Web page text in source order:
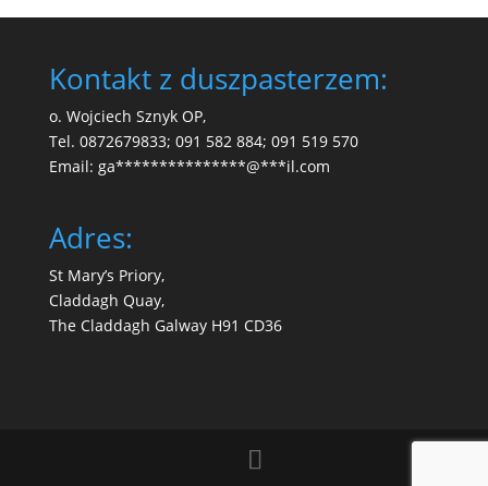
Kontakt z duszpasterzem:
o. Wojciech Sznyk OP,
Tel. 0872679833; 091 582 884; 091 519 570
Email: ga***************@***il.com
Adres:
St Mary’s Priory,
Claddagh Quay,
The Claddagh Galway H91 CD36